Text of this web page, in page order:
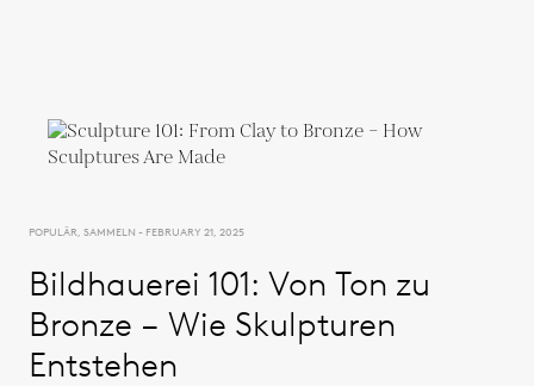
POPULÄR, SAMMELN - FEBRUARY 21, 2025
Bildhauerei 101: Von Ton zu
Bronze – Wie Skulpturen
Entstehen